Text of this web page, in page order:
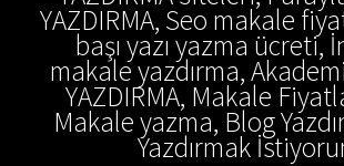
YAZDIRMA, Seo makale
başı yazı yazma ücreti,
makale yazdırma,
YAZDIRMA, Makale
Makale yazma, Blog
Yazdırmak